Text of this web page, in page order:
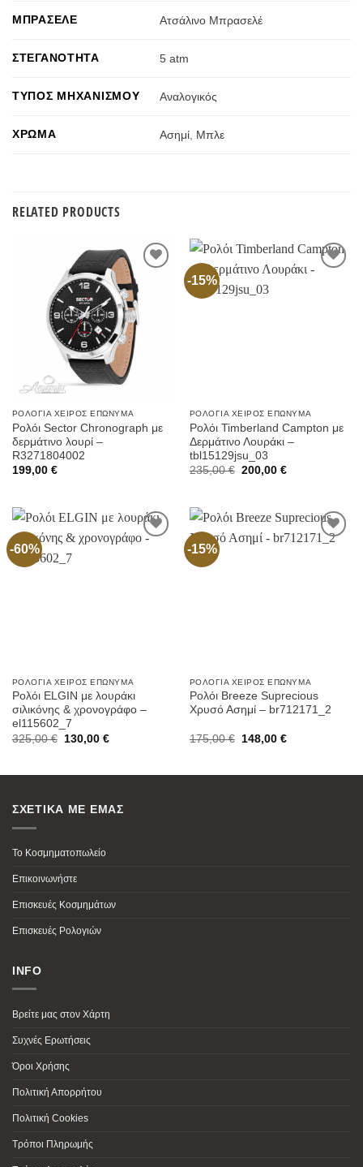
ΜΠΡΑΣΕΛΈ Ατσάλινο Μπρασελέ
ΣΤΕΓΑΝΌΤΗΤΑ 5 atm
ΤΎΠΟΣ ΜΗΧΑΝΙΣΜΟΎ Αναλογικός
ΧΡΏΜΑ Ασημί, Μπλε
RELATED PRODUCTS
Προσθήκη
στην
Wishlist
ΡΟΛΌΓΙΑ ΧΕΙΡΌΣ ΕΠΏΝΥΜΑ
Ρολόι Sector Chronograph με
δερμάτινο λουρί –
R3271804002
199,00 €
-15%
ΡΟΛΌΓΙΑ ΧΕΙΡΌΣ ΕΠΏΝΥΜΑ
Ρολόι Timberland Campton με
Δερμάτινο Λουράκι –
tbl15129jsu_03
235,00€ Original
200,00 €Current
-60%
ΡΟΛΌΓΙΑ ΧΕΙΡΌΣ ΕΠΏΝΥΜΑ
Ρολόι ELGIN με λουράκι
σιλικόνης & χρονογράφο –
el115602_7
325,00€
Original
130,00 €Current
-15%
ΡΟΛΌΓΙΑ ΧΕΙΡΌΣ ΕΠΏΝΥΜΑ
Ρολόι Breeze Suprecious
Χρυσό Ασημί – br712171_2
175,00€
Original
148,00 €Current
ΣΧΕΤΙΚΑ ΜΕ ΕΜΑΣ
Το Κοσμηματοπωλείο
Επικοινωνήστε
Επισκευές Κοσμημάτων
Επισκευές Ρολογιών
INFO
Βρείτε μας στον Χάρτη
Συχνές Ερωτήσεις
Όροι Χρήσης
Πολιτική Απορρήτου
Πολιτική Cookies
Τρόποι Πληρωμής